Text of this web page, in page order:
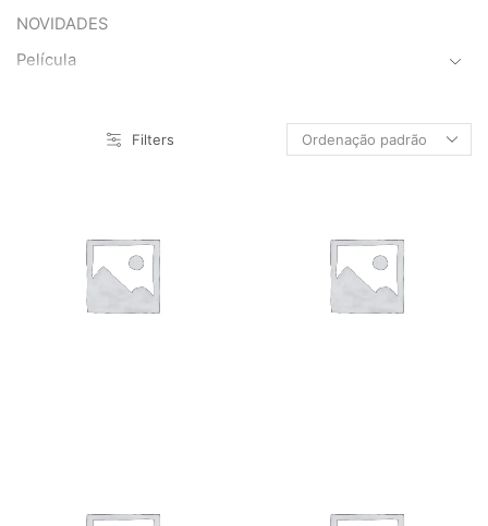
Filters
NOVIDADES
Película